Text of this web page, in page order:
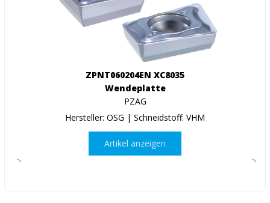
ZPNT060204EN XC8035
Wendeplatte
PZAG
Hersteller: OSG | Schneidstoff: VHM
Artikel anzeigen